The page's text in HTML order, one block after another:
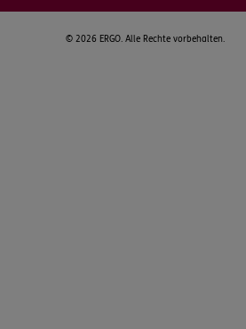
© 2026 ERGO. Alle Rechte vorbehalten.